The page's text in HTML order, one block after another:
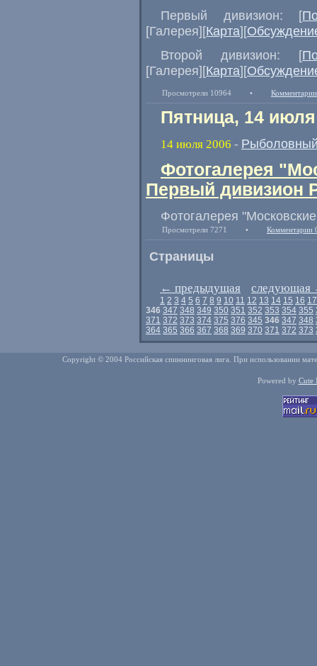
Первый дивизион: [
[Галерея][Карта][
Второй дивизион: [
[Галерея][Карта][
Просмотрели 10964 •
Пятница, 14
14 июля 2006 -
Фотогалерея
Первый дивизион
Фотогалерея
Просмотрели 7271 • Комментарии
Страницы
← предыдущая следующая
1 2 3 4 5 6 7 8 9 10 11 12 13 14 15 16 17
346 347 348 349 350 351 352 353 354 355
371 372 373 374 375 376 345 346 347 348
364 365 366 367 368 369 370 371 372 373
Copyright © 2004 Российская спиннинговая лига. При использовании
Powered by Cute